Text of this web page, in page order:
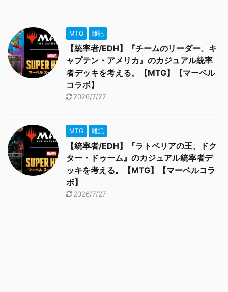
MTG 雑記
【統率者/EDH】『チームのリーダー、キ
ャプテン・アメリカ』のカジュアル統率
者デッキを考える。【MTG】【マーベル
コラボ】
2026/7/27
MTG 雑記
【統率者/EDH】『ラトベリアの王、ドク
ター・ドゥーム』のカジュアル統率者デ
ッキを考える。【MTG】【マーベルコラ
ボ】
2026/7/27